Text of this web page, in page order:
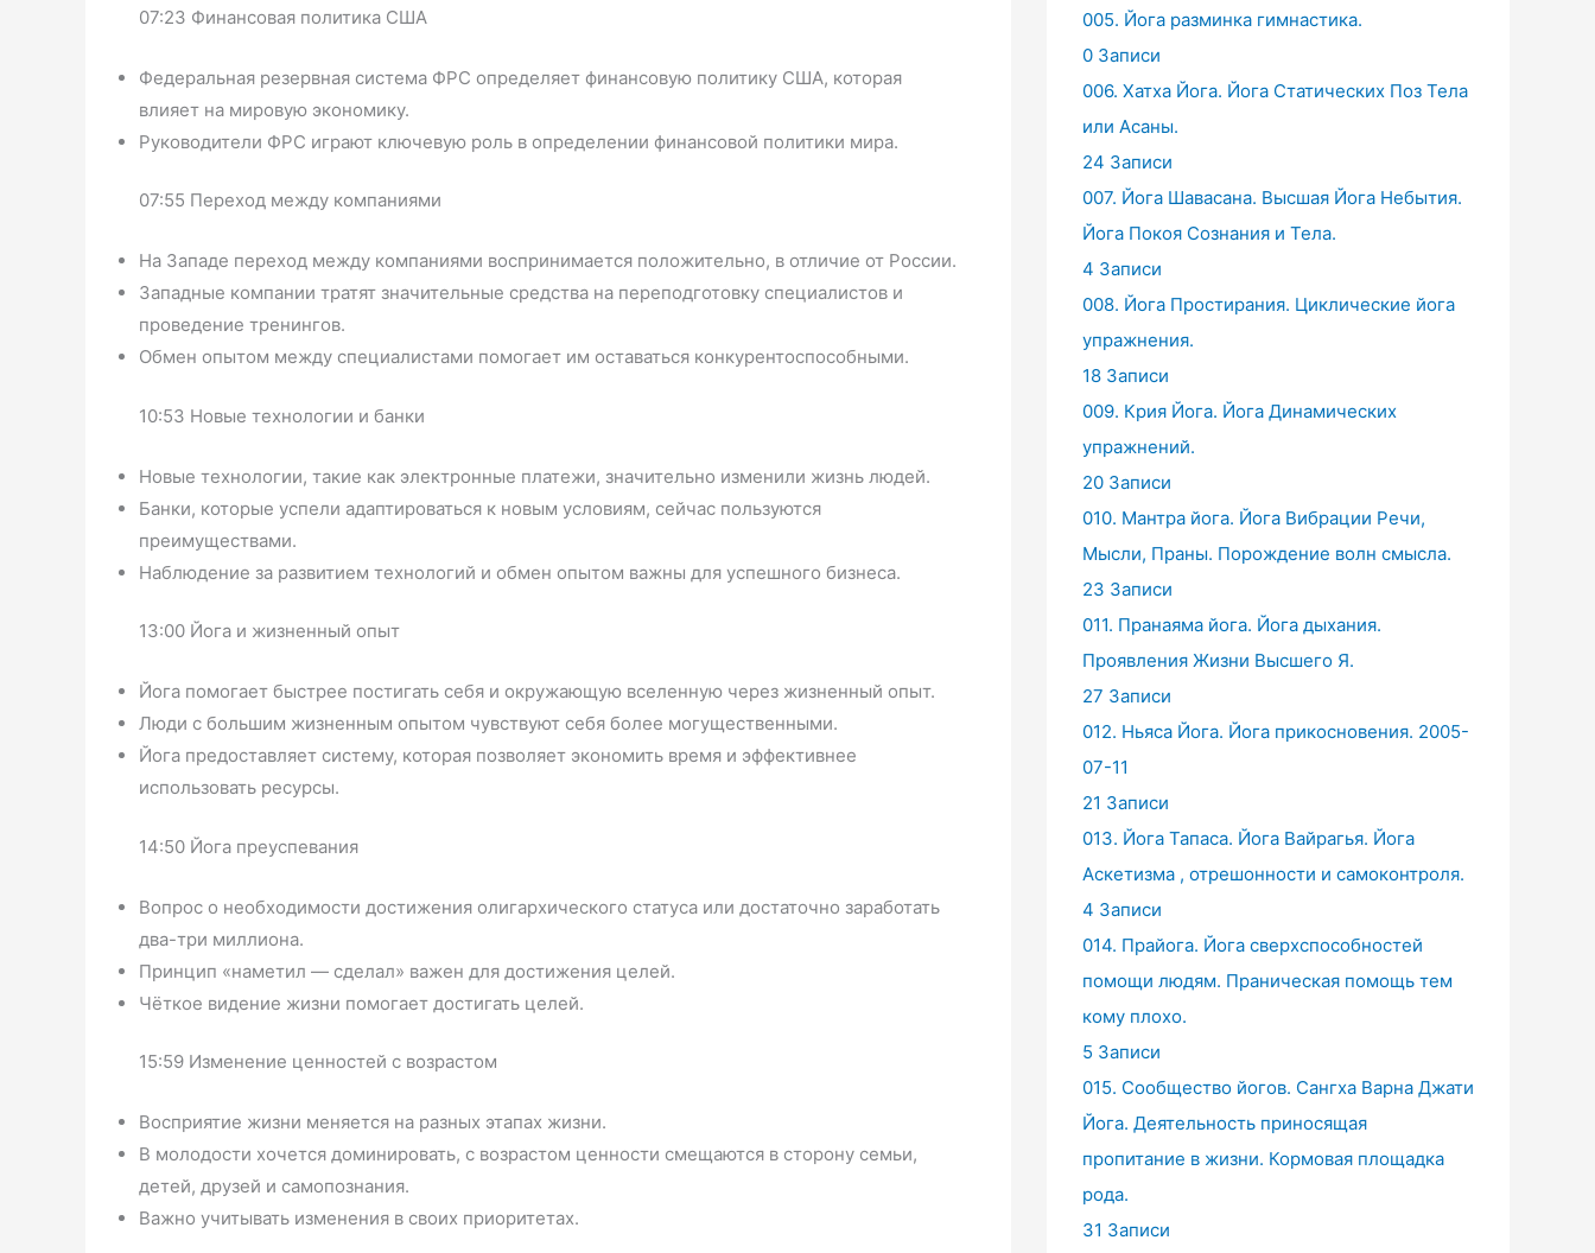
07:23 Финансовая политика США
Федеральная резервная система ФРС определяет финансовую политику США, которая
влияет на мировую экономику.
Руководители ФРС играют ключевую роль в определении финансовой политики мира.
07:55 Переход между компаниями
На Западе переход между компаниями воспринимается положительно, в отличие от России.
Западные компании тратят значительные средства на переподготовку специалистов и
проведение тренингов.
Обмен опытом между специалистами помогает им оставаться конкурентоспособными.
10:53 Новые технологии и банки
Новые технологии, такие как электронные платежи, значительно изменили жизнь людей.
Банки, которые успели адаптироваться к новым условиям, сейчас пользуются
преимуществами.
Наблюдение за развитием технологий и обмен опытом важны для успешного бизнеса.
13:00 Йога и жизненный опыт
Йога помогает быстрее постигать себя и окружающую вселенную через жизненный опыт.
Люди с большим жизненным опытом чувствуют себя более могущественными.
Йога предоставляет систему, которая позволяет экономить время и эффективнее
использовать ресурсы.
14:50 Йога преуспевания
Вопрос о необходимости достижения олигархического статуса или достаточно заработать
два-три миллиона.
Принцип «наметил — сделал» важен для достижения целей.
Чёткое видение жизни помогает достигать целей.
15:59 Изменение ценностей с возрастом
Восприятие жизни меняется на разных этапах жизни.
В молодости хочется доминировать, с возрастом ценности смещаются в сторону семьи,
детей, друзей и самопознания.
Важно учитывать изменения в своих приоритетах.
005. Йога разминка гимнастика.
0 Записи
006. Хатха Йога. Йога Статических Поз Тела
или Асаны.
24 Записи
007. Йога Шавасана. Высшая Йога Небытия.
Йога Покоя Сознания и Тела.
4 Записи
008. Йога Простирания. Циклические йога
упражнения.
18 Записи
009. Крия Йога. Йога Динамических
упражнений.
20 Записи
010. Мантра йога. Йога Вибрации Речи,
Мысли, Праны. Порождение волн смысла.
23 Записи
011. Пранаяма йога. Йога дыхания.
Проявления Жизни Высшего Я.
27 Записи
012. Ньяса Йога. Йога прикосновения. 2005-
07-11
21 Записи
013. Йога Тапаса. Йога Вайрагья. Йога
Аскетизма , отрешонности и самоконтроля.
4 Записи
014. Прайога. Йога сверхспособностей
помощи людям. Праническая помощь тем
кому плохо.
5 Записи
015. Сообщество йогов. Сангха Варна Джати
Йога. Деятельность приносящая
пропитание в жизни. Кормовая площадка
рода.
31 Записи